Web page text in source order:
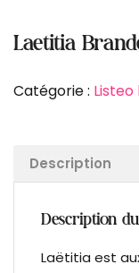
Laetitia
Catégorie :
Description
Description
Laëtitia est